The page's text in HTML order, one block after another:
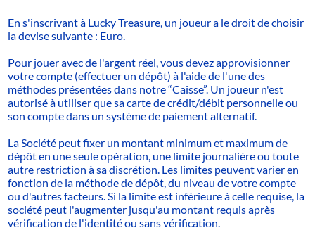
En s'inscrivant à Lucky Treasure, un joueur a le droit de choisir
la devise suivante : Euro.
Pour jouer avec de l'argent réel, vous devez approvisionner
votre compte (effectuer un dépôt) à l'aide de l'une des
méthodes présentées dans notre “Caisse”. Un joueur n'est
autorisé à utiliser que sa carte de crédit/débit personnelle ou
son compte dans un système de paiement alternatif.
La Société peut fixer un montant minimum et maximum de
dépôt en une seule opération, une limite journalière ou toute
autre restriction à sa discrétion. Les limites peuvent varier en
fonction de la méthode de dépôt, du niveau de votre compte
ou d'autres facteurs. Si la limite est inférieure à celle requise, la
société peut l'augmenter jusqu'au montant requis après
vérification de l'identité ou sans vérification.